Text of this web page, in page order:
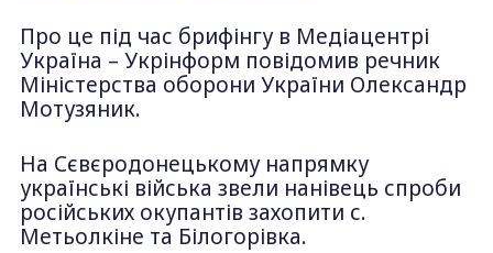
Про це під час брифінгу в Медіацентрі
Україна – Укрінформ повідомив речник
Міністерства оборони України Олександр
Мотузяник.
На Сєвєродонецькому напрямку
українські війська звели нанівець спроби
російських окупантів захопити с.
Метьолкіне та Білогорівка.